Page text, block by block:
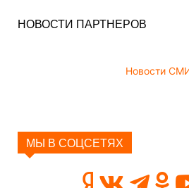
НОВОСТИ ПАРТНЕРОВ
Новости
МЫ В СОЦСЕТЯХ